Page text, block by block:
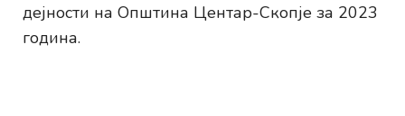
дејности на Општина Центар-Скопје за 2023
година.